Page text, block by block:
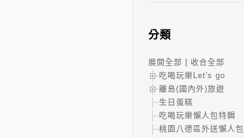
分類
展開全部
收合全部
吃喝玩樂Let's go
離島(國內外)旅遊
生日蛋糕
吃喝玩樂懶人包特輯
桃園八德區外送懶人包